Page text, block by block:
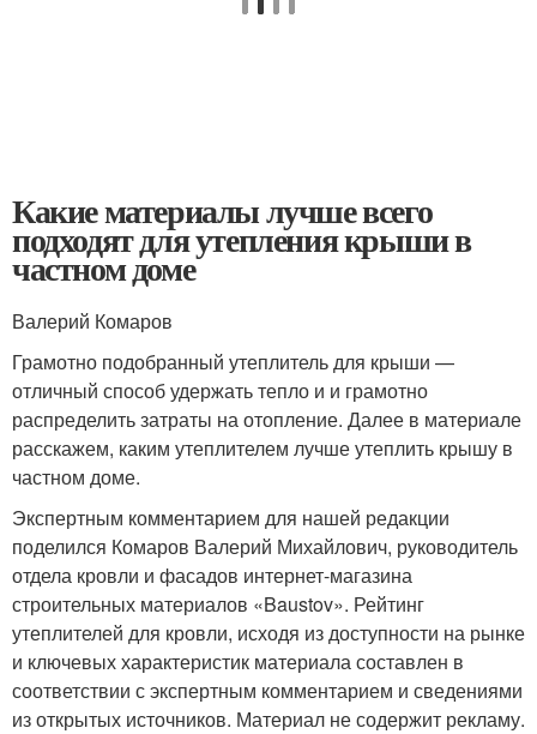
Какие материалы лучше всего
подходят для утепления крыши в
частном доме
Валерий Комаров
Грамотно подобранный утеплитель для крыши —
отличный способ удержать тепло и и грамотно
распределить затраты на отопление. Далее в материале
расскажем, каким утеплителем лучше утеплить крышу в
частном доме.
Экспертным комментарием для нашей редакции
поделился Комаров Валерий Михайлович, руководитель
отдела кровли и фасадов интернет-магазина
строительных материалов «Baustov». Рейтинг
утеплителей для кровли, исходя из доступности на рынке
и ключевых характеристик материала составлен в
соответствии с экспертным комментарием и сведениями
из открытых источников. Материал не содержит рекламу.